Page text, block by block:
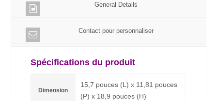
General Details
Contact pour personnaliser
Spécifications du produit
Dimension
15,7 pouces (L) x 11,81 pouces
(P) x 18,9 pouces (H)